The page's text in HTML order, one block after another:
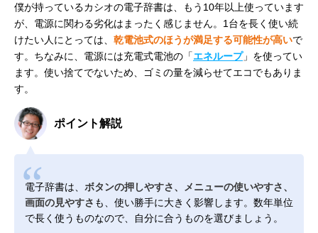
僕が持っているカシオの電子辞書は、もう10年以上使っています
が、電源に関わる劣化はまったく感じません。1台を長く使い続
けたい人にとっては、 乾電池式のほうが満足する可能性が高いで
す。ちなみに、電源には充電式電池の「エネループ」を使ってい
ます。使い捨てでないため、ゴミの量を減らせてエコでもありま
す。
ポイント解説
電子辞書は、 ボタンの押しやすさ、メニューの使いやすさ、
画面の見やすさ も、使い勝手に大きく影響します。数年単位
で長く使うものなので、自分に合うものを選びましょう。